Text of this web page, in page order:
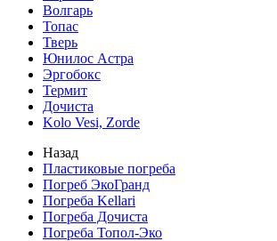
Волгарь
Топас
Тверь
Юнилос Астра
Эргобокс
Термит
Дочиста
Kolo Vesi, Zorde
Назад
Пластиковые погреба
Погреб ЭкоГранд
Погреба Kellari
Погреба Дочиста
Погреба Топол-Эко